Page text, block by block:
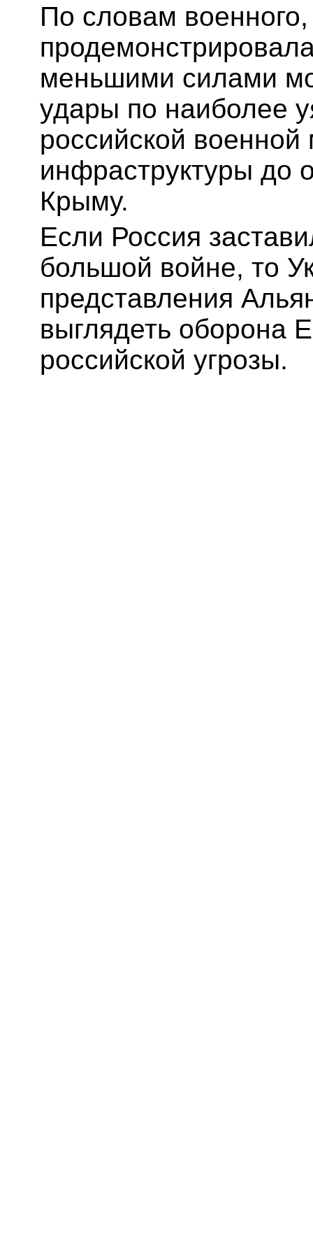
По словам
меньшими силами
удары по наиболее
российской
инфраструктуры до
Крыму.
Если Россия
большой войне, то
представления
выглядеть оборона
российской угрозы.